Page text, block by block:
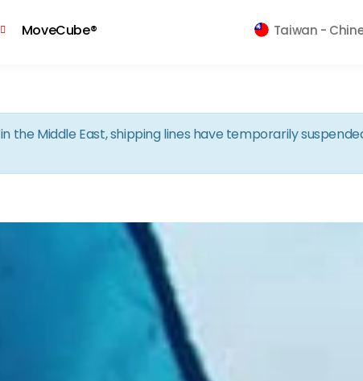
Taiwan -
MoveCube®
the Middle East, shipping lines have temporarily